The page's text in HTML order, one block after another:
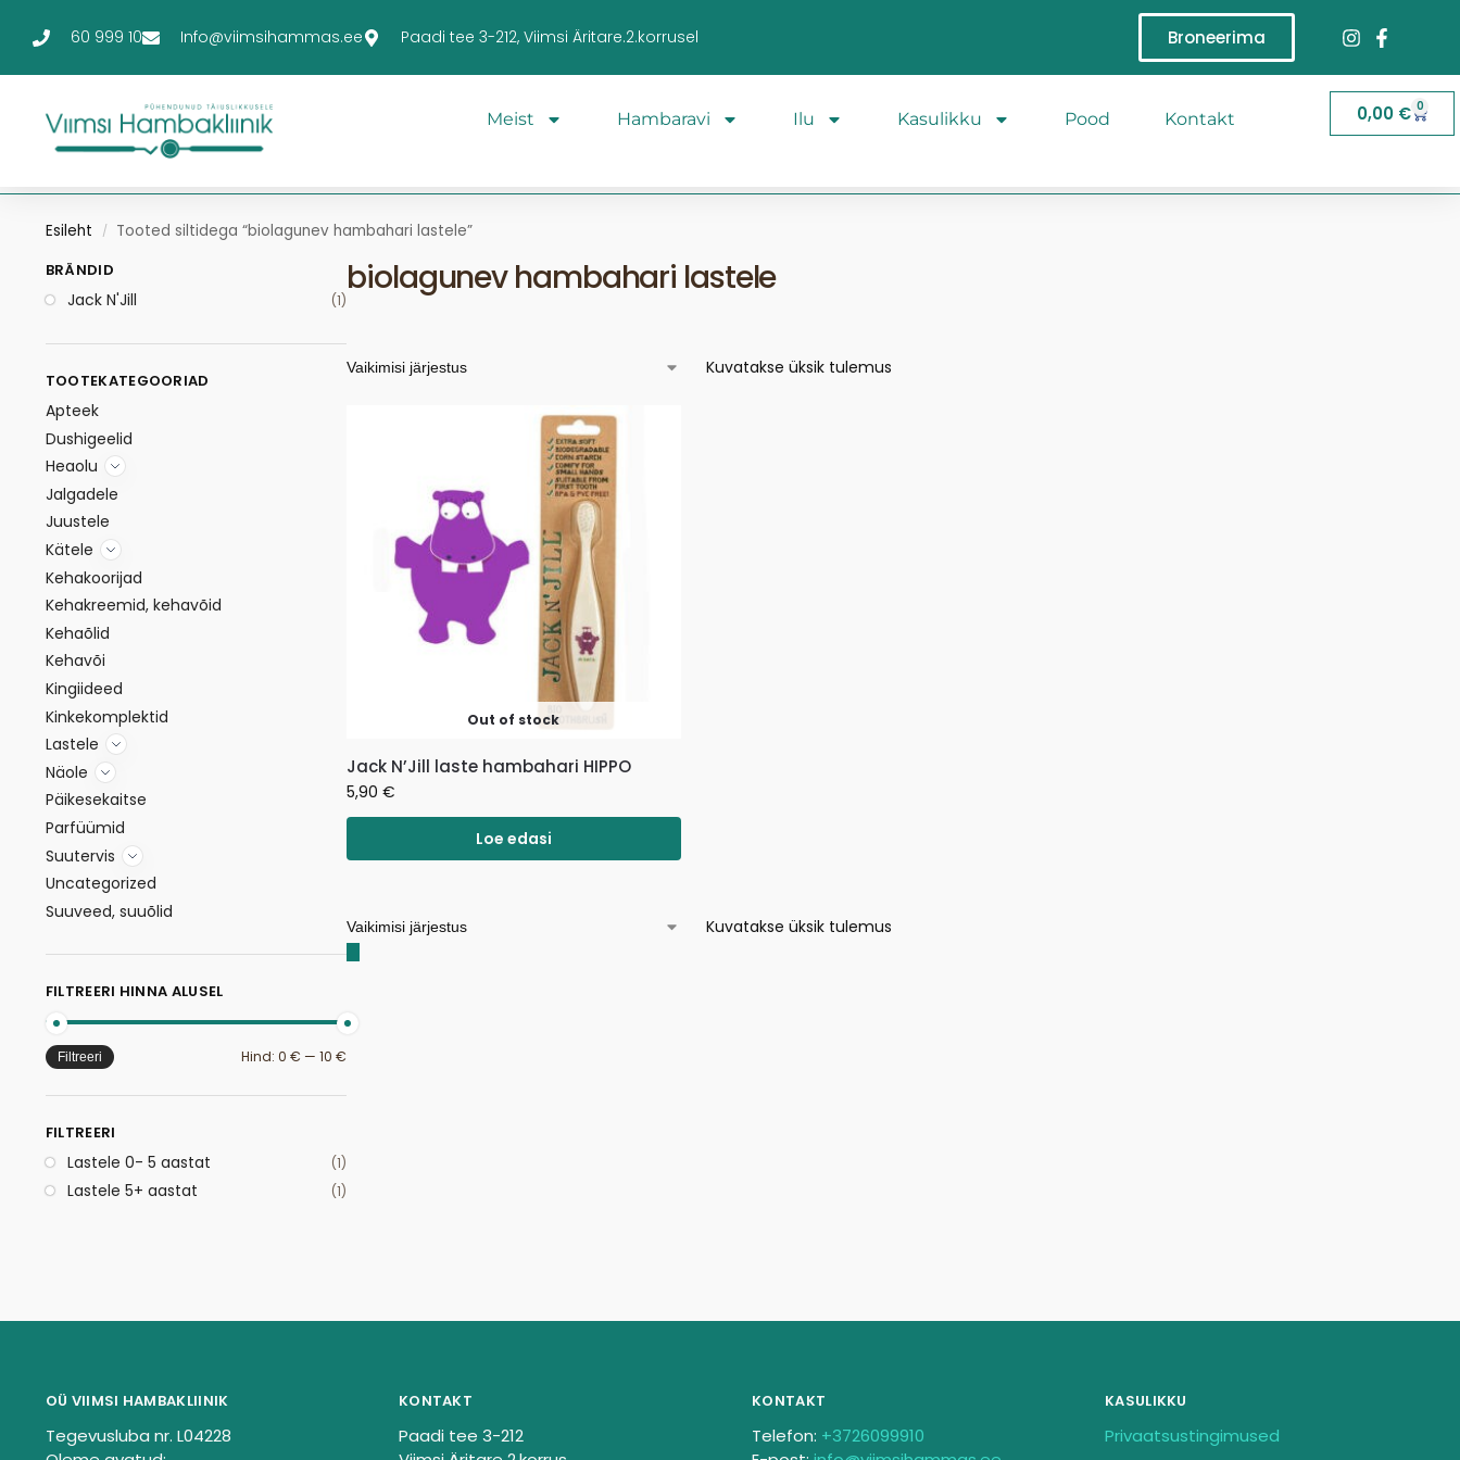
60 999 10 Info@viimsihammas.ee Paadi tee 3-212, Viimsi Äritare.2.korrusel Broneerima
Meist Hambaravi Ilu Kasulikku Pood Kontakt 0,00 € 0
Esileht / Tooted siltidega “biolagunev hambahari lastele”
biolagunev hambahari lastele
Kuvatakse üksik tulemus
Out of stock
Jack N’Jill laste hambahari HIPPO
5,90€
Loe edasi
Kuvatakse üksik tulemus
BRÄNDID
Jack N'Jill (1)
TOOTEKATEGOORIAD
Apteek
Dushigeelid
Heaolu
Jalgadele
Juustele
Kätele
Kehakoorijad
Kehakreemid, kehavõid
Kehaõlid
Kehavõi
Kingiideed
Kinkekomplektid
Lastele
Näole
Päikesekaitse
Parfüümid
Suutervis
Uncategorized
Suuveed, suuõlid
FILTREERI HINNA ALUSEL
Filtreeri Hind:0 € —10 €
FILTREERI
Lastele 0- 5 aastat (1)
Lastele 5+ aastat (1)
OÜ VIIMSI HAMBAKLIINIK
Tegevusluba nr. L04228
KONTAKT
Paadi tee 3-212
KONTAKT
Telefon: +3726099910
KASULIKKU
Privaatsustingimused